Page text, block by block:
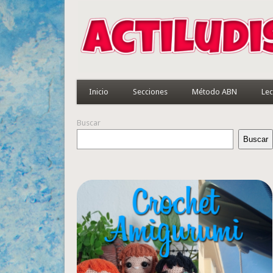
Inicio Secciones Método ABN
Buscar
Buscar